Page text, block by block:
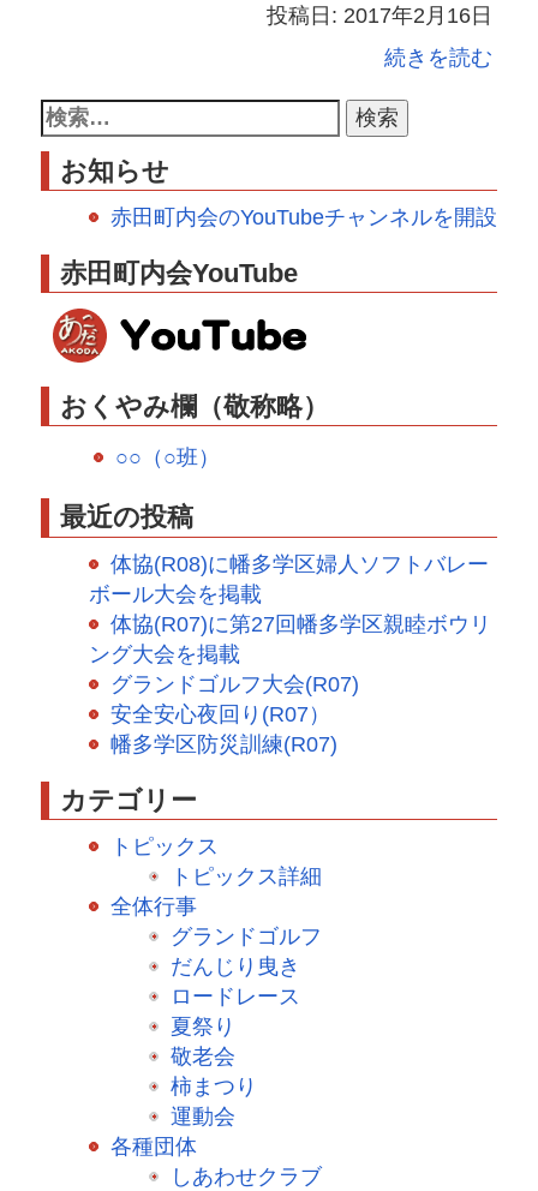
投稿日: 2017年2月16日
続きを読む
お知らせ
赤田町内会のYouTubeチャンネルを開設
赤田町内会YouTube
おくやみ欄（敬称略）
○○（○班）
最近の投稿
体協(R08)に幡多学区婦人ソフトバレー
ボール大会を掲載
体協(R07)に第27回幡多学区親睦ボウリ
ング大会を掲載
グランドゴルフ大会(R07)
安全安心夜回り(R07）
幡多学区防災訓練(R07)
カテゴリー
トピックス
トピックス詳細
全体行事
グランドゴルフ
だんじり曳き
ロードレース
夏祭り
敬老会
柿まつり
運動会
各種団体
しあわせクラブ